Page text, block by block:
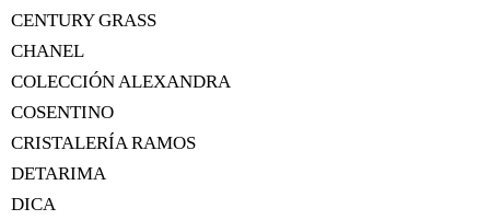
CENTURY GRASS
CHANEL
COLECCIÓN ALEXANDRA
COSENTINO
CRISTALERÍA RAMOS
DETARIMA
DICA